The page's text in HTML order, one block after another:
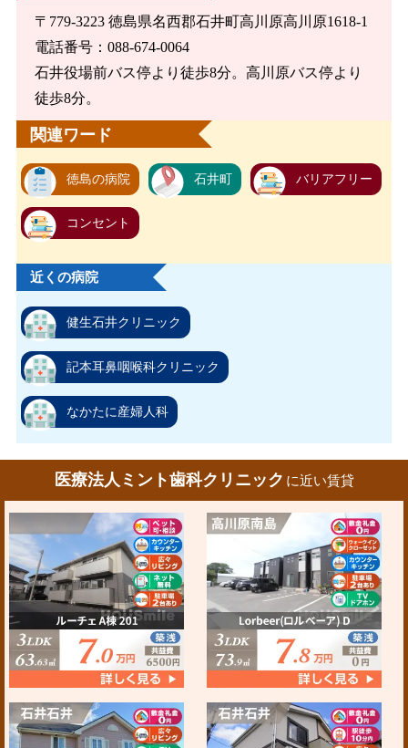
〒779-3223 徳島県名西郡石井町高川原高川原1618-1
電話番号：088-674-0064
石井役場前バス停より徒歩8分。高川原バス停より
徒歩8分。
関連ワード
徳島の病院 石井町 バリアフリー
コンセント
近くの病院
健生石井クリニック
記本耳鼻咽喉科クリニック
なかたに産婦人科
医療法人ミント歯科クリニック に近い賃貸